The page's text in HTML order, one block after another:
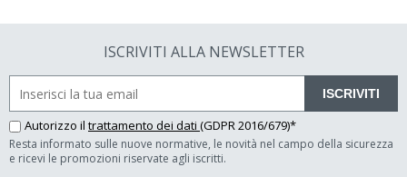
ISCRIVITI ALLA NEWSLETTER
ISCRIVITI
Autorizzo il trattamento dei dati (GDPR 2016/679)*
Resta informato sulle nuove normative, le novità nel campo della sicurezza
e ricevi le promozioni riservate agli iscritti.